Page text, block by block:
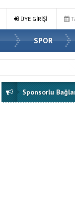
Ahmet
ÜYE GİRİŞİ
SPOR
Sponsorlu